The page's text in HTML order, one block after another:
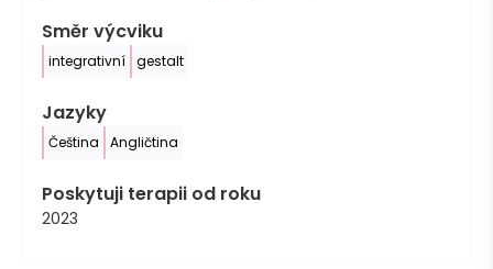
Směr výcviku
integrativní gestalt
Jazyky
Čeština Angličtina
Poskytuji terapii od roku
2023